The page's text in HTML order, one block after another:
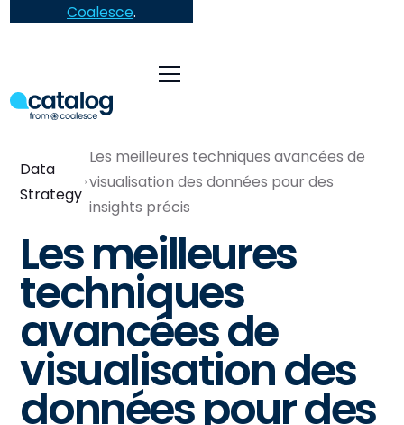
Coalesce.
Data
Strategy
Les meilleures techniques avancées de
visualisation des données pour des
insights précis
Les meilleures
techniques
avancées de
visualisation des
données pour des